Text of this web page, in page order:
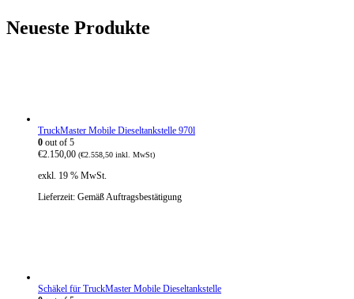
Neueste Produkte
TruckMaster Mobile Dieseltankstelle 970l
0 out of 5
€2.150,00 (€2.558,50 inkl. MwSt)
exkl. 19 % MwSt.
Lieferzeit: Gemäß Auftragsbestätigung
Schäkel für TruckMaster Mobile Dieseltankstelle